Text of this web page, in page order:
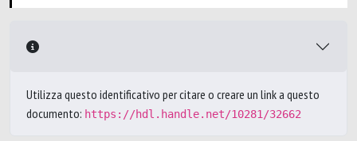
Utilizza questo identificativo per citare o creare un link a questo
documento: https://hdl.handle.net/10281/32662